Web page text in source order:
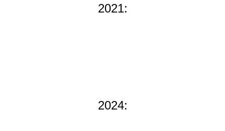
2021:
2024: